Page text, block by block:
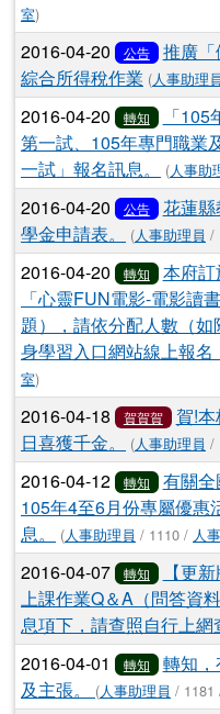
室)
2016-04-20 公告
推廣
綜合所得稅作業 (人事助理員
2016-04-20 轉知
「
第一試、105年專門職業
一試」報名訊息。
(人事助
2016-04-20 公告
花蓮
學金申請表。
(人事助理員 /
2016-04-20 轉知
本府
「心靈FUN電影-電影讀
題），請依分配人數（
身學習入口網站線上報名
室)
2016-04-18 賀賀賀
賀!
日喜獲千金。
(人事助理員 /
2016-04-12 轉知
有關
105年4至6月份專屬優惠
息。
(人事助理員 / 1110 / 人
2016-04-07 轉知
【更
上課作業Q＆A（問答資
息項下，請查照自行上網
2016-04-01 轉知
轉知
及主張。
(人事助理員 / 1181